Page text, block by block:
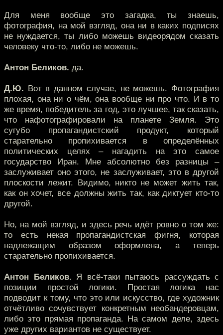
Для меня вообще это загадка, ты знаешь,
фотография, на мой взгляд, она ни в каких подписях
не нуждается, ты либо можешь видеорядом сказать
человеку что-то, либо не можешь.
Антон Беликов. да.
Д.Ю. Вот в данном случае, не можешь. Фотография
плохая, она ни о чём, она вообще ни про что. И в то
же время, победитель за год, это лучшее, так сказать,
что нафотографировали на планете Земля. Это
сугубо пропагандистский продукт, который
старательно пропихивается в определённых
политических целях – нагадить на это самое
государство Иран. Мне абсолютно без разницы –
заслуживает оно этого, не заслуживает, это в другой
плоскости лежит. Видимо, никто не может жить так,
как он хочет, все должны жить так, как диктует кто-то
другой.
Но, на мой взгляд, и здесь речь идёт ровно о том же:
то есть некая пропагандистская фигня, которая
надлежащим образом оформлена, а теперь
старательно пропихивается.
Антон Беликов. Я всё-таки пытаюсь рассуждать с
позиции простой логики. Простая логика нас
подводит к тому, что это или искусство, где художник
отчётливо сочувствует конкретным необандеровцам,
либо это прямая пропаганда. На самом деле, здесь
уже других вариантов не существует.